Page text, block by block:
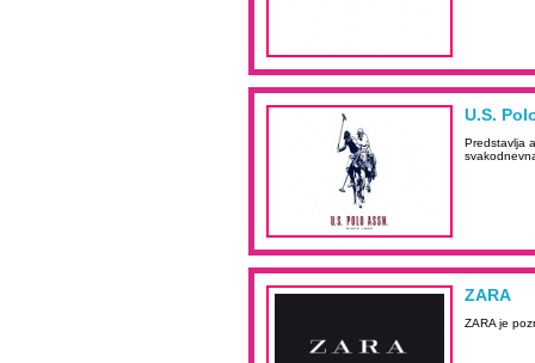
U.S.
Predstavlja
ZARA
ZARA je